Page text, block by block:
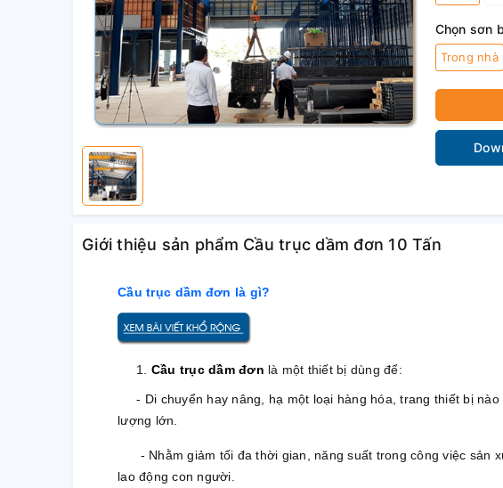
Chọn sơn
Trong nhà
Giới thiệu sản phẩm Cầu trục dầm đơn 10 Tấn
Cầu trục dầm đơn là gì?
1. Cầu trục dầm đơn là một thiết bị dùng để:
- Di chuyển hay nâng, hạ một loại hàng hóa, trang thiết bị
lượng lớn.
- Nhằm giảm tối đa thời gian, năng suất trong công việc sản
lao động con người.